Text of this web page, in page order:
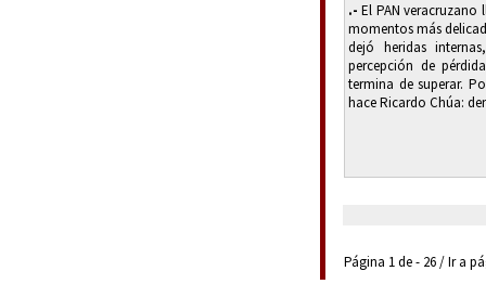
.- El PAN veracruzano
momentos más
dejó heridas
percepción de
termina de superar.
hace Ricardo Chúa:
Página 1 de - 26 / Ir a